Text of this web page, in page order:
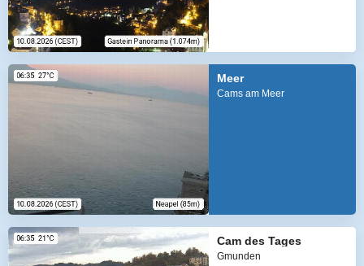
Meer
Cams am Meer
Cam des Tages
Gmunden